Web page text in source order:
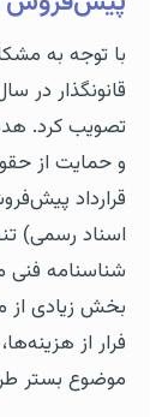
با توجه به
تصویب کرد.
و حمایت از
قرارداد
اسناد رسمی)
شناسنامه فنی
بخش زیادی از
فرار از
موضوع بستر